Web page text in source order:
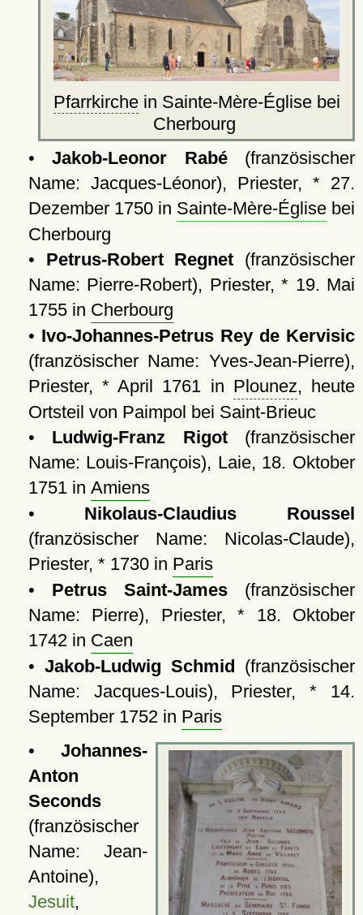
Pfarrkirchein Sainte-Mère-Église bei
Cherbourg
•Jakob-Leonor Rabé(französischer
Name: Jacques-Léonor), Priester, * 27.
Dezember 1750 in Sainte-Mère-Église‎ bei
Cherbourg
• Petrus-Robert Regnet (französischer
Name: Pierre-Robert), Priester, * 19. Mai
1755 in Cherbourg
• Ivo-Johannes-Petrus Rey de Kervisic
(französischer Name: Yves-Jean-Pierre),
Priester, * April 1761 in Plounez, heute
Ortsteil von Paimpol bei Saint-Brieuc
• Ludwig-Franz Rigot(französischer
Name: Louis-François), Laie, 18. Oktober
1751 in Amiens
• Nikolaus-Claudius Roussel
(französischer Name: Nicolas-Claude),
Priester, * 1730 in Paris
• Petrus Saint-James(französischer
Name: Pierre), Priester, * 18. Oktober
1742 in Caen
• Jakob-Ludwig Schmid (französischer
Name: Jacques-Louis), Priester, * 14.
September 1752 in Paris
• Johannes-
Anton
Seconds
(französischer
Name: Jean-
Antoine),
Jesuit,